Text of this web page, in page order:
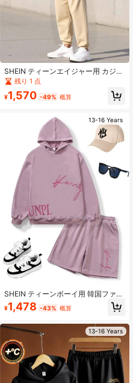
SHEIN ティーンエイジャー用 カジュ
アル ストリート 無地 多目的 快適 プ
レーン ジップアップ スタンドカラー
パーカー&スウェットパンツセット、
残り 1 点
¥1,570 -49% 概算
13-16 Years
SHEIN ティーンボーイ用 韓国ファッ
ション ヒップホップ ルーズフィット
パーカー ビッグロゴ プリント & スウ
スケートボード、バスケットボー
ル、パフォーマンス、アウトドア、
デイリーカジュアルウェアに適して
います
¥1,478 -43% 概算
13-16 Years